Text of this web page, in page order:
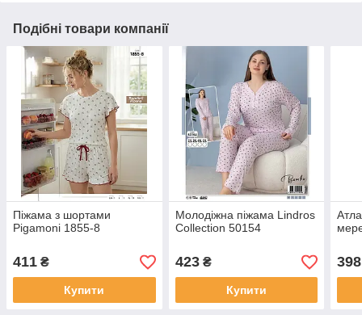
Подібні товари компанії
Піжама з шортами
Pigamoni 1855-8
411 ₴
Купити
Молодіжна піжама Lindros
Collection 50154
423₴
Купити
398